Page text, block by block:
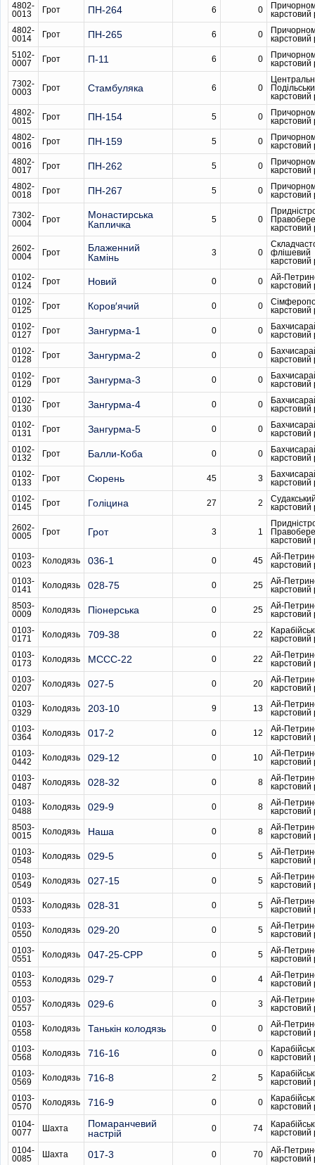
4802-
0013
Грот ПН-264 6 0
карстовий
4802-
0014
Грот ПН-265 6 0
карстовий
5102-
0007
Грот П-11 6 0
карстовий
7302-
0003
Грот Стамбуляка 6 0
карстовий
4802-
0015
Грот ПН-154 5 0
карстовий
4802-
0016
Грот ПН-159 5 0
карстовий
4802-
0017
Грот ПН-262 5 0
карстовий
4802-
0018
Грот ПН-267 5 0
карстовий
7302-
0004
Грот
Монастирська
Капличка
5 0
карстовий
2602-
0004
Грот
Блаженний
Камінь
3 0
флішевий
карстовий
0102-
0124
Грот Новий 0 0
Ай-
карстовий
0102-
0125
Грот Коров′ячий 0 0
карстовий
0102-
0127
Грот Зангурма-1 0 0
карстовий
0102-
0128
Грот Зангурма-2 0 0
карстовий
0102-
0129
Грот Зангурма-3 0 0
карстовий
0102-
0130
Грот Зангурма-4 0 0
карстовий
0102-
0131
Грот Зангурма-5 0 0
карстовий
0102-
0132
Грот Балли-Коба 0 0
карстовий
0102-
0133
Грот Сюрень 45 3
карстовий
0102-
0145
Грот Голіцина 27 2
карстовий
2602-
0005
Грот Грот 3 1
карстовий
0103-
0023
Колодязь 036-1 0 45
Ай-
карстовий
0103-
0141
Колодязь 028-75 0 25
Ай-
карстовий
8503-
0009
Колодязь Піонерська 0 25
Ай-
карстовий
0103-
0171
Колодязь 709-38 0 22
карстовий
0103-
0173
Колодязь МССС-22 0 22
Ай-
карстовий
0103-
0207
Колодязь 027-5 0 20
Ай-
карстовий
0103-
0329
Колодязь 203-10 9 13
Ай-
карстовий
0103-
0364
Колодязь 017-2 0 12
Ай-
карстовий
0103-
0442
Колодязь 029-12 0 10
Ай-
карстовий
0103-
0487
Колодязь 028-32 0 8
Ай-
карстовий
0103-
0488
Колодязь 029-9 0 8
Ай-
карстовий
8503-
0015
Колодязь Наша 0 8
Ай-
карстовий
0103-
0548
Колодязь 029-5 0 5
Ай-
карстовий
0103-
0549
Колодязь 027-15 0 5
Ай-
карстовий
0103-
0533
Колодязь 028-31 0 5
Ай-
карстовий
0103-
0550
Колодязь 029-20 0 5
Ай-
карстовий
0103-
0551
Колодязь 047-25-CPP 0 5
Ай-
карстовий
0103-
0553
Колодязь 029-7 0 4
Ай-
карстовий
0103-
0557
Колодязь 029-6 0 3
Ай-
карстовий
0103-
0558
Колодязь Танькін колодязь 0 0
Ай-
карстовий
0103-
0568
Колодязь 716-16 0 0
карстовий
0103-
0569
Колодязь 716-8 2 5
карстовий
0103-
0570
Колодязь 716-9 0 0
карстовий
0104-
0077
Шахта
Помаранчевий
настрій
0 74
карстовий
0104-
0085
Шахта 017-3 0 70
Ай-
карстовий